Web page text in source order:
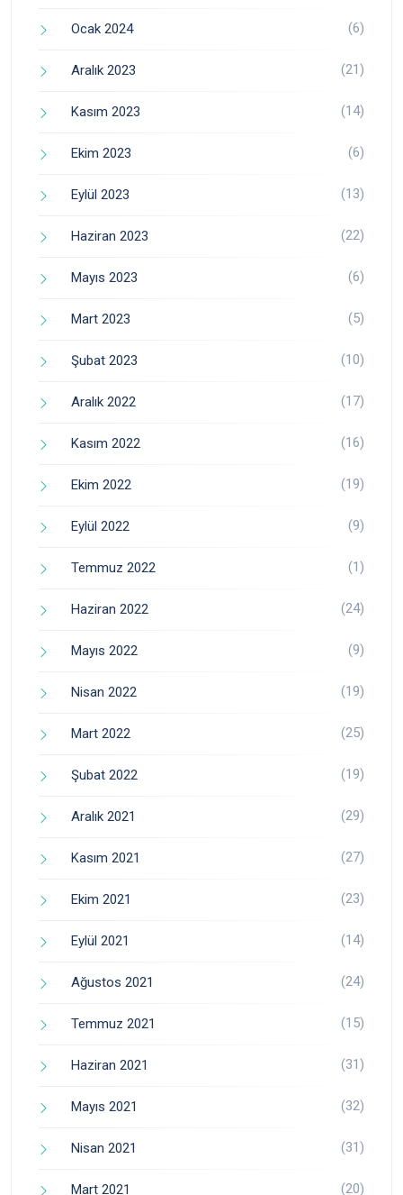
Ocak 2024 (6)
Aralık 2023 (21)
Kasım 2023 (14)
Ekim 2023 (6)
Eylül 2023 (13)
Haziran 2023 (22)
Mayıs 2023 (6)
Mart 2023 (5)
Şubat 2023 (10)
Aralık 2022 (17)
Kasım 2022 (16)
Ekim 2022 (19)
Eylül 2022 (9)
Temmuz 2022 (1)
Haziran 2022 (24)
Mayıs 2022 (9)
Nisan 2022 (19)
Mart 2022 (25)
Şubat 2022 (19)
Aralık 2021 (29)
Kasım 2021 (27)
Ekim 2021 (23)
Eylül 2021 (14)
Ağustos 2021 (24)
Temmuz 2021 (15)
Haziran 2021 (31)
Mayıs 2021 (32)
Nisan 2021 (31)
Mart 2021 (20)